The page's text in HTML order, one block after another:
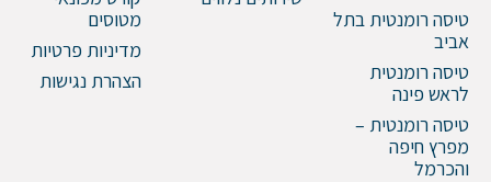
טיסה רומנטית בתל
אביב
טיסה רומנטית
לראש פינה
טיסה רומנטית –
מפרץ חיפה
והכרמל
מטוסים
מדיניות פרטיות
הצהרת נגישות